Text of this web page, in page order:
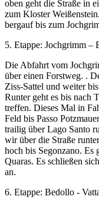
oben geht die Straße in
zum Kloster
bergauf bis zum
5. Etappe: Jochgrimm
Die Abfahrt vom
über einen Forstweg. .
Ziss-Sattel und weiter
Runter geht es bis nach
treffen. Dieses Mal in
Feld bis Passo
trailig über Lago Santo
wir über die Straße
hoch bis Segonzano. Es
Quaras. Es schließen
an.
6. Etappe: Bedollo -